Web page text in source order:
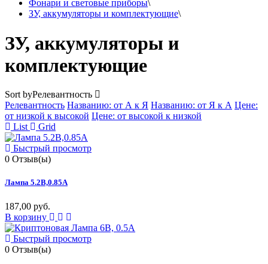
Фонари и световые приборы\
ЗУ, аккумуляторы и комплектующие\
ЗУ, аккумуляторы и
комплектующие
Sort byРелевантность
Релевантность Названию: от А к Я Названию: от Я к А Цене:
от низкой к высокой Цене: от высокой к низкой
List
Grid
Быстрый просмотр
0 Отзыв(ы)
Лампа 5.2В,0.85А
187,00 руб.
В корзину
Быстрый просмотр
0 Отзыв(ы)